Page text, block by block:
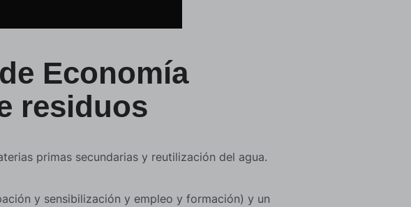
Economía
residuos
primas secundarias y reutilización del agua.
y sensibilización y empleo y formación) y un